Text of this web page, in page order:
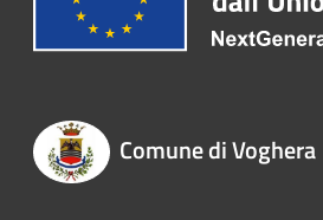
Comune di Voghera